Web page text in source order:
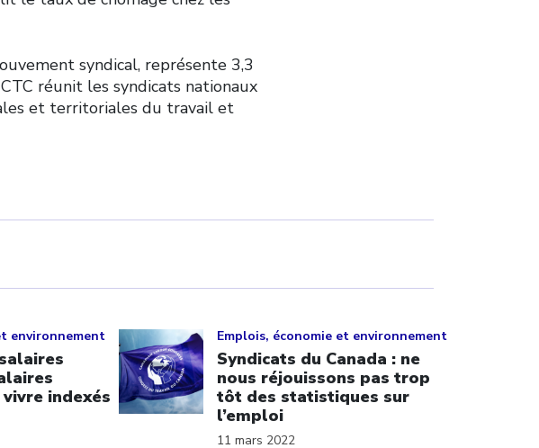
syndical, représente 3,3
réunit les syndicats nationaux
et territoriales du travail et
environnement
indexés
Emplois, économie et environnement
Syndicats du Canada : ne
nous réjouissons pas trop
tôt des statistiques sur
l’emploi
11 mars 2022